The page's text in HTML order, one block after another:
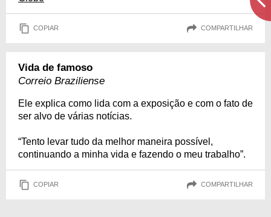
COPIAR COMPARTILHAR
Vida de famoso
Correio Braziliense
Ele explica como lida com a exposição e com o fato de
ser alvo de várias notícias.
“Tento levar tudo da melhor maneira possível,
continuando a minha vida e fazendo o meu trabalho”.
COPIAR COMPARTILHAR